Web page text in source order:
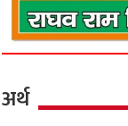
अर्थ